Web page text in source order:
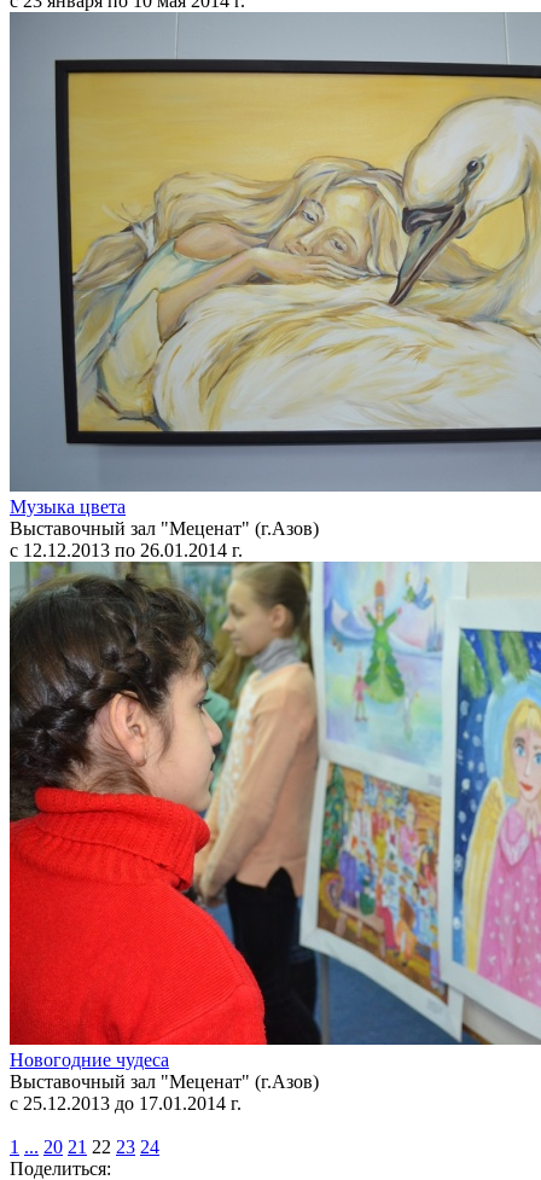
Музыка цвета
Выставочный зал "Меценат" (г.Азов)
с 12.12.2013 по 26.01.2014 г.
Новогодние чудеса
Выставочный зал "Меценат" (г.Азов)
с 25.12.2013 до 17.01.2014 г.
1 ... 20 21 22 23 24
Поделиться: